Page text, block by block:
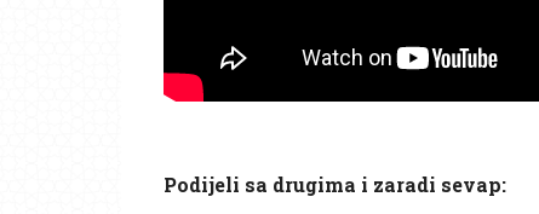
Podijeli sa drugima i zaradi sevap: